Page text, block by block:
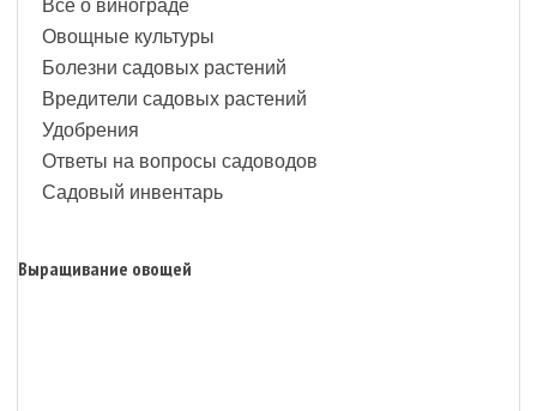
Все о винограде
Овощные культуры
Болезни садовых растений
Вредители садовых растений
Удобрения
Ответы на вопросы садоводов
Садовый инвентарь
Выращивание овощей